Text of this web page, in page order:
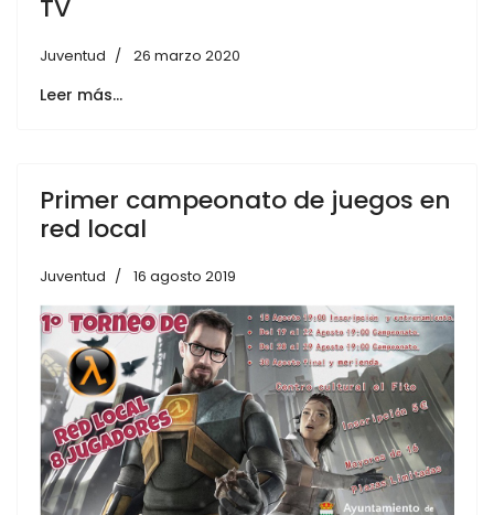
TV
Juventud 26 marzo 2020
Leer más…
Primer campeonato de juegos en
red local
Juventud 16 agosto 2019